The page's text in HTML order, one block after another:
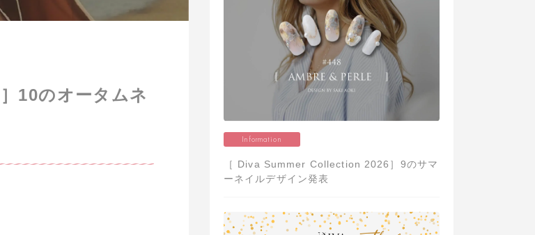
10のオータムネ
Information
［ Diva Summer Collection 2026］9のサマ
ーネイルデザイン発表